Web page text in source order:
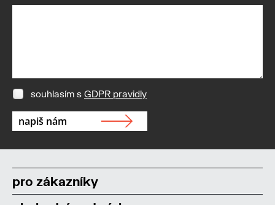
souhlasím s GDPR pravidly
pro zákazníky